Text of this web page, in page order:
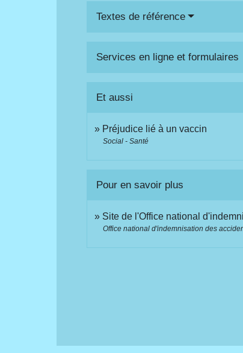
Textes de référence
Services en ligne et formulaires
Et aussi
Préjudice lié à un vaccin
Social - Santé
Pour en savoir plus
Site de l'Office national
Office national d'indemnisation des